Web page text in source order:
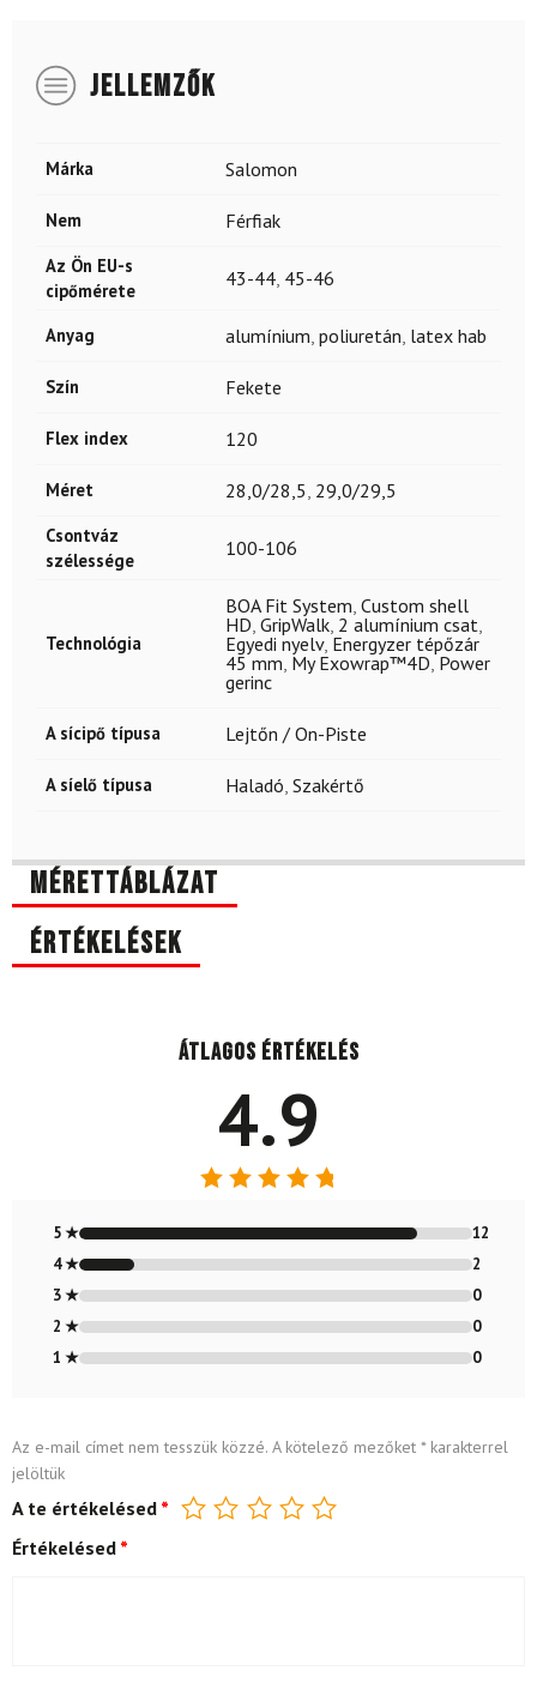
JELLEMZŐK
Márka Salomon
Nem Férfiak
Az Ön EU-s
cipőmérete
43-44 45-46
Anyag alumínium poliuretán latex hab
Szín Fekete
Flex index 120
Méret 28,0/28,5 29,0/29,5
Csontváz
szélessége
100-106
Technológia
BOA Fit System Custom shell
HD GripWalk 2 alumínium csat
Egyedi nyelv, Energyzer tépőzár
45 mm My Exowrap™4D ,Power
gerinc
A sícipő típusa Lejtőn / On-Piste
A síelő típusa Haladó Szakértő
Mérettáblázat
Értékelések
Átlagos értékelés
4.9
4.86/ 5
5 ★
12
4 ★
2
3 ★
0
2 ★
0
1 ★
0
Az e-mail címet nem tesszük közzé. A kötelező mezőket *karakterrel
jelöltük
A te értékelésed *
Értékelésed *